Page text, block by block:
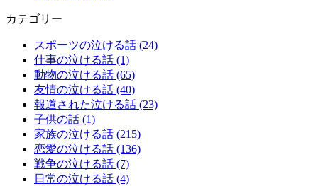
カテゴリー
スポーツの泣ける話 (24)
仕事の泣ける話 (1)
動物の泣ける話 (65)
友情の泣ける話 (40)
報道された泣ける話 (23)
子供の話 (1)
家族の泣ける話 (215)
恋愛の泣ける話 (136)
戦争の泣ける話 (7)
日常の泣ける話 (4)